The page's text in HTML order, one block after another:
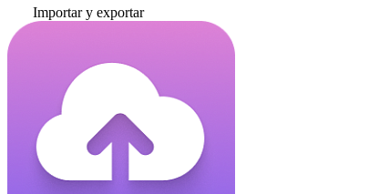
Importar y exportar